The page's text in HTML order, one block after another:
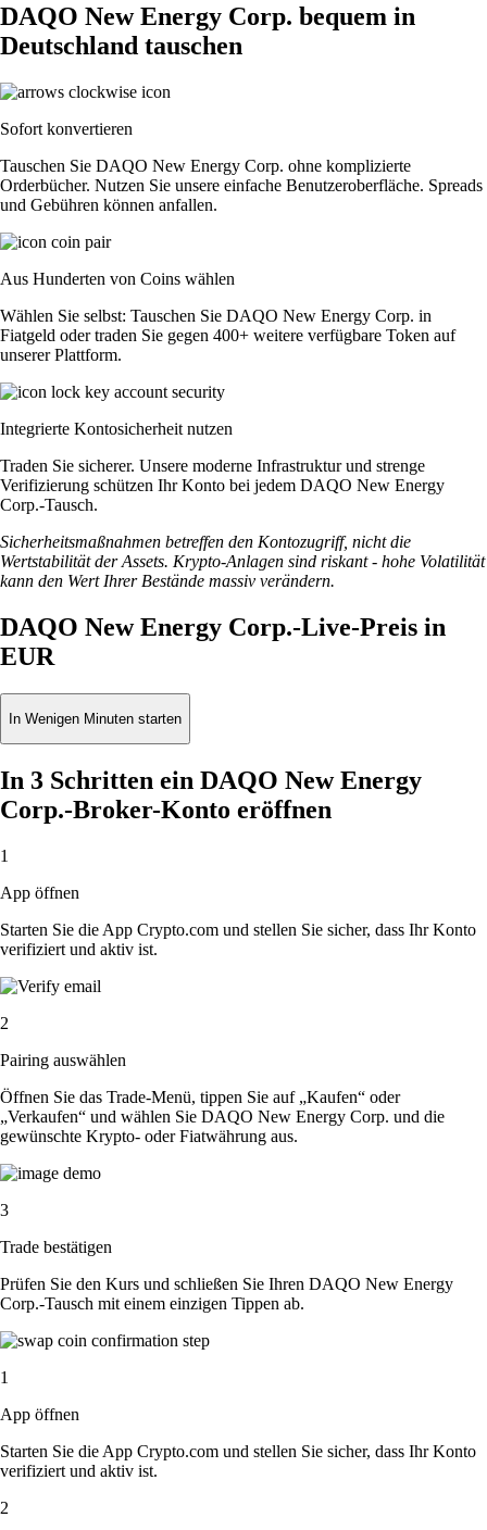
DAQO New Energy Corp. bequem in
Deutschland tauschen
Sofort konvertieren
Tauschen Sie DAQO New Energy Corp. ohne komplizierte
Orderbücher. Nutzen Sie unsere einfache Benutzeroberfläche. Spreads
und Gebühren können anfallen.
Aus Hunderten von Coins wählen
Wählen Sie selbst: Tauschen Sie DAQO New Energy Corp. in
Fiatgeld oder traden Sie gegen 400+ weitere verfügbare Token auf
unserer Plattform.
Integrierte Kontosicherheit nutzen
Traden Sie sicherer. Unsere moderne Infrastruktur und strenge
Verifizierung schützen Ihr Konto bei jedem DAQO New Energy
Corp.-Tausch.
Sicherheitsmaßnahmen betreffen den Kontozugriff, nicht die
Wertstabilität der Assets. Krypto-Anlagen sind riskant - hohe Volatilität
kann den Wert Ihrer Bestände massiv verändern.
DAQO New Energy Corp.-Live-Preis in
EUR
In Wenigen Minuten starten
In 3 Schritten ein DAQO New Energy
Corp.-Broker-Konto eröffnen
1
App öffnen
Starten Sie die App Crypto.com und stellen Sie sicher, dass Ihr Konto
verifiziert und aktiv ist.
2
Pairing auswählen
Öffnen Sie das Trade-Menü, tippen Sie auf „Kaufen“ oder
„Verkaufen“ und wählen Sie DAQO New Energy Corp. und die
gewünschte Krypto- oder Fiatwährung aus.
3
Trade bestätigen
Prüfen Sie den Kurs und schließen Sie Ihren DAQO New Energy
Corp.-Tausch mit einem einzigen Tippen ab.
1
App öffnen
Starten Sie die App Crypto.com und stellen Sie sicher, dass Ihr Konto
verifiziert und aktiv ist.
2